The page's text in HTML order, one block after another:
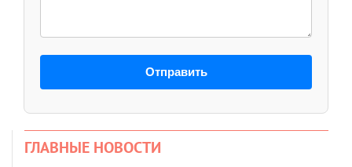
Отправить
ГЛАВНЫЕ НОВОСТИ